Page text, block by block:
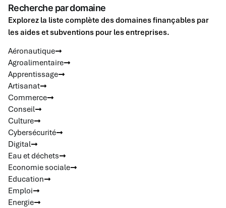
Recherche par domaine
Explorez la liste complète des domaines finançables par
les aides et subventions pour les entreprises.
Aéronautique
Agroalimentaire
Apprentissage
Artisanat
Commerce
Conseil
Culture
Cybersécurité
Digital
Eau et déchets
Economie sociale
Education
Emploi
Energie